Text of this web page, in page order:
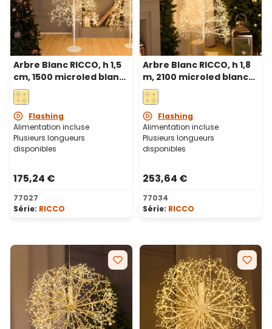
Arbre Blanc RICCO, h 1,5
cm, 1500 microled blanc
chaud, intérieur
Flashing
Alimentation incluse
Plusieurs longueurs
disponibles
175,24 €
77027
Série: RICCO
Arbre Blanc RICCO, h 1,8
m, 2100 microled blanc
chaud, intérieur
Flashing
Alimentation incluse
Plusieurs longueurs
disponibles
253,64 €
77034
Série: RICCO